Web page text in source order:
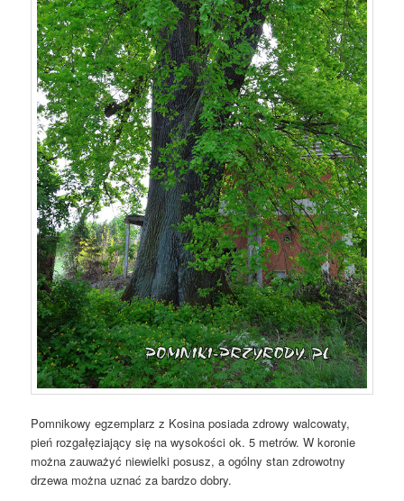
Pomnikowy egzemplarz z Kosina posiada zdrowy walcowaty,
pień rozgałęziający się na wysokości ok. 5 metrów. W koronie
można zauważyć niewielki posusz, a ogólny stan zdrowotny
drzewa można uznać za bardzo dobry.